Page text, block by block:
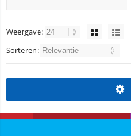
Weergave:
Sorteren: